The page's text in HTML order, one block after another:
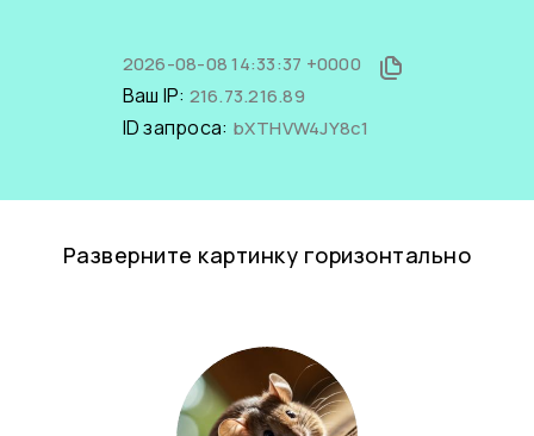
2026-08-08 14:33:37 +0000
Ваш IP: 216.73.216.89
ID запроса: bXTHVW4JY8c1
Разверните картинку горизонтально